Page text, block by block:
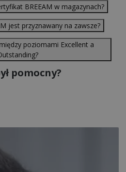
BREEAM w magazynach?
jest przyznawany na zawsze?
poziomami Excellent a
pomocny?